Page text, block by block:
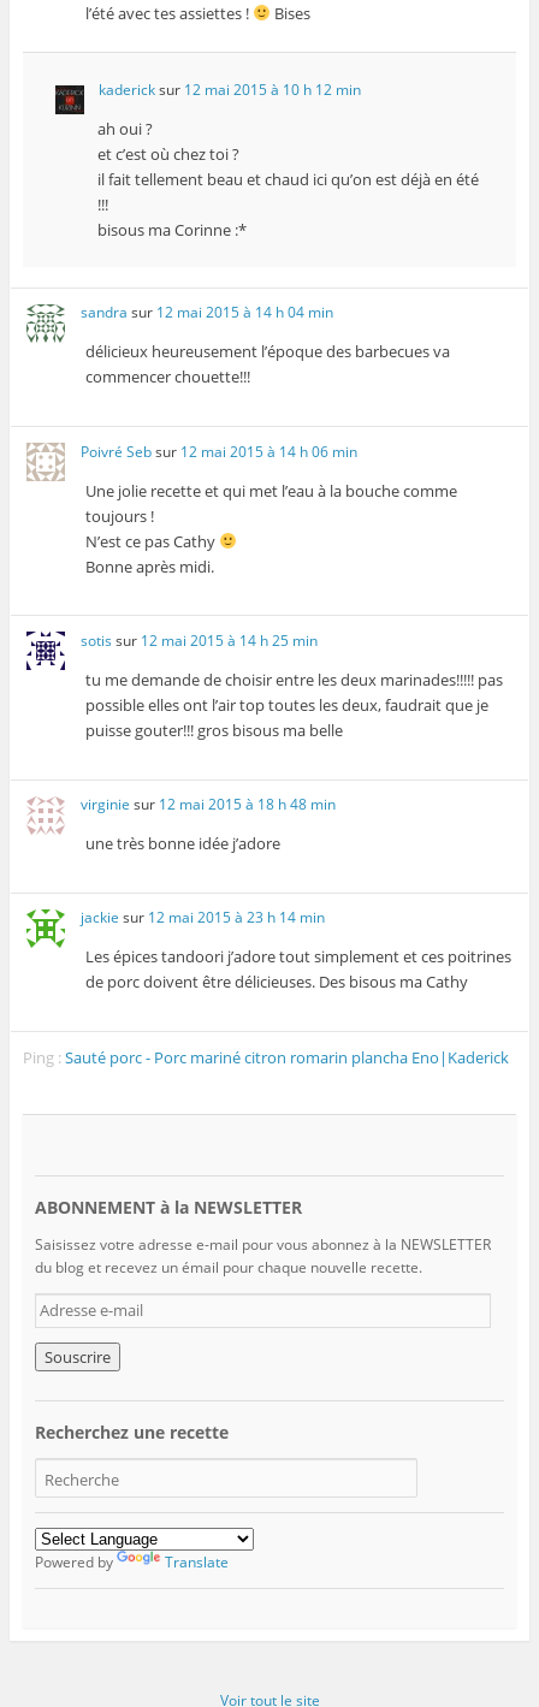
l’été avec tes assiettes !
Bises
kadericksur 12 mai 2015 à 10 h 12 min
ah oui ?
et c’est où chez toi ?
il fait tellement beau et chaud ici qu’on est déjà en été
!!!
bisous ma Corinne :*
sandra sur 12 mai 2015 à 14 h 04 min
délicieux heureusement l’époque des barbecues va
commencer chouette!!!
Poivré Sebsur 12 mai 2015 à 14 h 06 min
Une jolie recette et qui met l’eau à la bouche comme
toujours !
N’est ce pas Cathy
Bonne après midi.
sotis sur 12 mai 2015 à 14 h 25 min
tu me demande de choisir entre les deux marinades!!!!! pas
possible elles ont l’air top toutes les deux, faudrait que je
puisse gouter!!! gros bisous ma belle
virginie sur 12 mai 2015 à 18 h 48 min
une très bonne idée j’adore
jackie sur 12 mai 2015 à 23 h 14 min
Les épices tandoori j’adore tout simplement et ces poitrines
de porc doivent être délicieuses. Des bisous ma Cathy
Ping :Sauté porc - Porc mariné citron romarin plancha Eno|Kaderick
ABONNEMENT à la NEWSLETTER
Saisissez votre adresse e-mail pour vous abonnez à la NEWSLETTER
du blog et recevez un émail pour chaque nouvelle recette.
A
d
r
e
s
e
e
m
a
i
Recherchez une recette
Powered by Translate
Voir tout le site